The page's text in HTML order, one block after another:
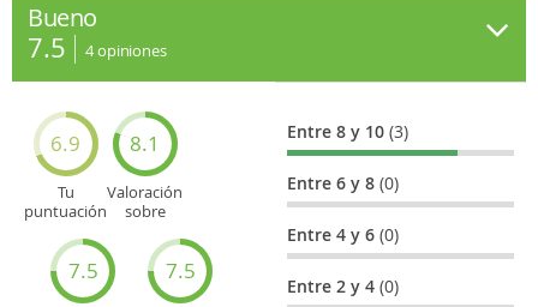
Bueno
7.5 4opiniones
6.9
Tu
puntuación
8.1
Valoración
sobre
7.5 7.5
Entre 8 y 10(3)
Entre 6 y 8(0)
Entre 4 y 6(0)
Entre 2 y 4(0)